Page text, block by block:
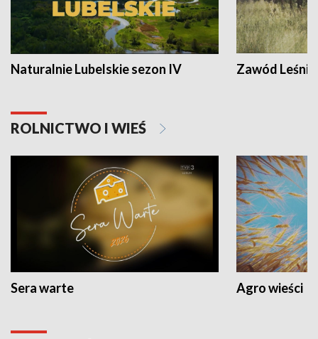
Naturalnie Lubelskie sezon IV Zawód Leśnik
ROLNICTWO I WIEŚ
Sera warte Agro wieści